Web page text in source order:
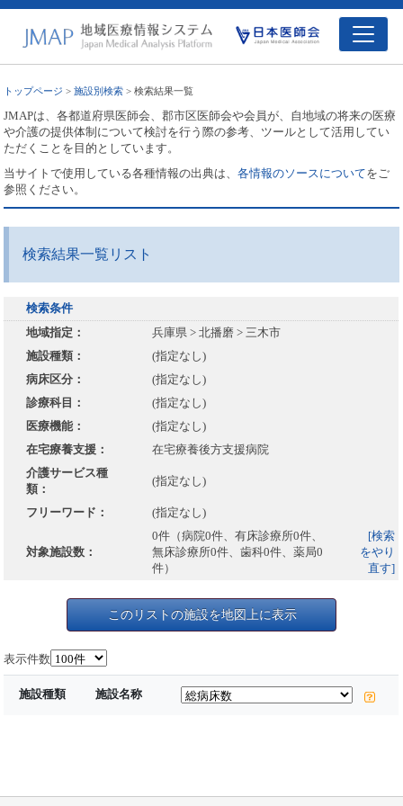
トップページ >施設別検索 > 検索結果一覧
JMAPは、各都道府県医師会、郡市区医師会や会員が、自地域の将来の医療
や介護の提供体制について検討を行う際の参考、ツールとして活用してい
ただくことを目的としています。
当サイトで使用している各種情報の出典は、各情報のソースについてをご
参照ください。
検索結果一覧リスト
検索条件
地域指定：
兵庫県 > 北播磨 > 三木市
施設種類：
(指定なし)
病床区分：
(指定なし)
診療科目：
(指定なし)
医療機能：
(指定なし)
在宅療養支援：
在宅療養後方支援病院
介護サービス種
類：
(指定なし)
フリーワード： (指定なし)
対象施設数：
0件（病院0件、有床診療所0件、
無床診療所0件、歯科0件、薬局0
件）
[検索
をやり
直す]
このリストの施設を地図上に表示
表示件数
施設種類 施設名称